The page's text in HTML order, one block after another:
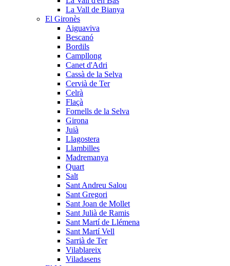
La Vall de Bianya
El Gironès
Aiguaviva
Bescanó
Bordils
Campllong
Canet d'Adri
Cassà de la Selva
Cervià de Ter
Celrà
Flaçà
Fornells de la Selva
Girona
Juià
Llagostera
Llambilles
Madremanya
Quart
Salt
Sant Andreu Salou
Sant Gregori
Sant Joan de Mollet
Sant Julià de Ramis
Sant Martí de Llémena
Sant Martí Vell
Sarrià de Ter
Vilablareix
Viladasens